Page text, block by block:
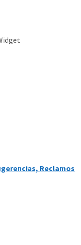
Reclamos